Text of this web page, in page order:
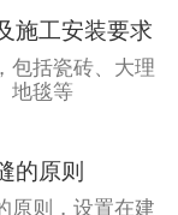
施工安装要求
包括瓷砖、大理
地毯等
的原则
原则，设置在建